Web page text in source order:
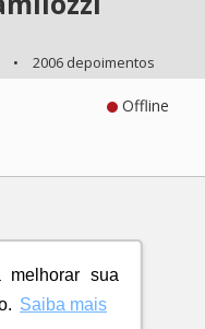
melhorar sua
Saiba mais
• 2006 depoimentos
Offline